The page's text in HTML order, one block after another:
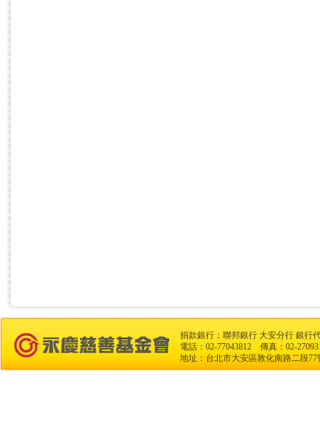
捐款銀行：聯邦銀行 大安分行 銀行
電話：02-77043812 傳真：02-
地址：台北市大安區敦化南路二段